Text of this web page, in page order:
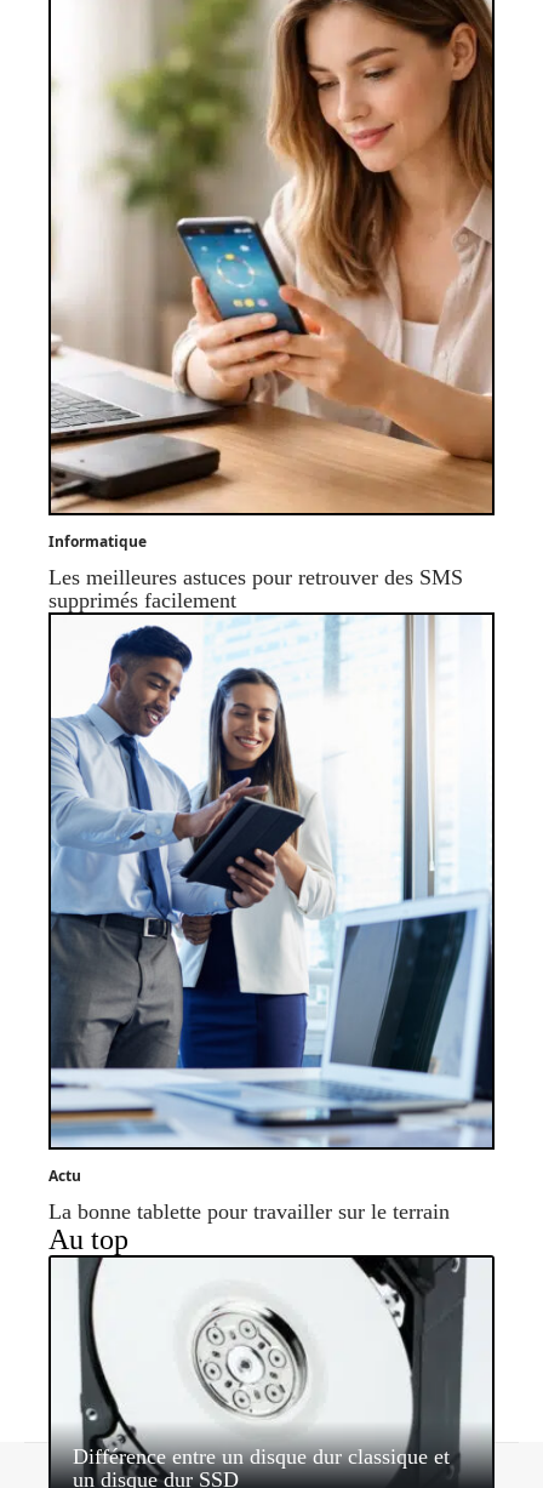
Informatique
Les meilleures astuces pour retrouver des SMS
supprimés facilement
Actu
La bonne tablette pour travailler sur le terrain
Au top
Différence entre un disque dur classique et
un disque dur SSD
Contact Mentions légales Sitemap